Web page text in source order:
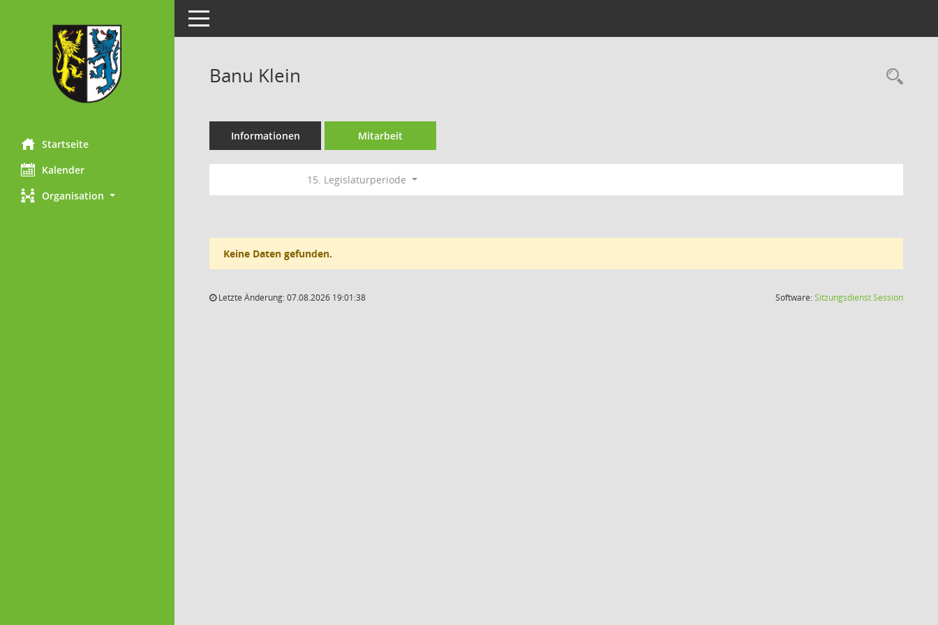
Startseite
Kalender
Organisation
Toggle navigation
Banu Klein
Informationen Mitarbeit
15. Legislaturperiode
Keine Daten gefunden.
Letzte Änderung: 07.08.2026 19:01:38 Software:SitzungsdienstSession(Wird in